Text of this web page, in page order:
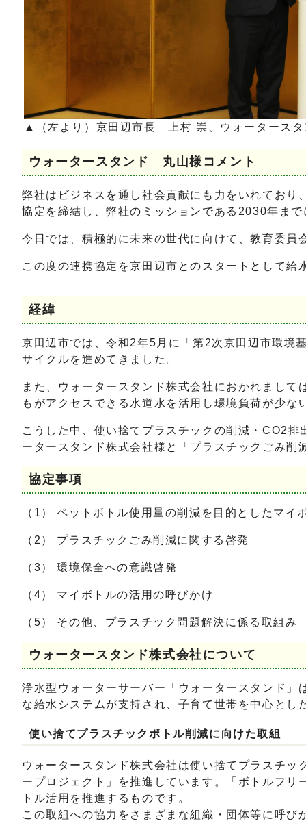
▲（左より）京田辺市長 上村 崇、ウォータース
ウォータースタンド 丸山様コメント
弊社はビジネスを通し社会貢献にも力をいれてお
協定を締結し、弊社のミッションである2030年ま
今日では、積極的に未来の世代に向けて、教育委
この度の連携協定を京田辺市とのスタートとして
経緯
京田辺市では、令和2年5月に「第2次京田辺市環境
サイクルを進めてきました。
また、ウォータースタンド株式会社におかれまし
もがアクセスできる水道水を活用し環境負荷が少
こうした中、使い捨てプラスチックの削減・CO2
ータースタンド株式会社様と「プラスチックごみ
協定事項
（1） ペットボトル使用量の削減を目的としたマイ
（2） プラスチックごみ削減に関する啓発
（3） 環境保全への意識啓発
（4） マイボトルの活用の呼びかけ
（5） その他、プラスチック問題解決に係る取組み
ウォータースタンド株式会社について
浄水型ウォーターサーバー「ウォータースタンド
な給水システムが支持され、子育て世帯を中心と
使い捨てプラスチックボトル削減に向けた取組
ウォータースタンド株式会社は使い捨てプラスチ
ープロジェクト」を推進しています。「ボトルフ
トル活用を推進するものです。
この取組への協力をさまざまな組織・団体等に呼